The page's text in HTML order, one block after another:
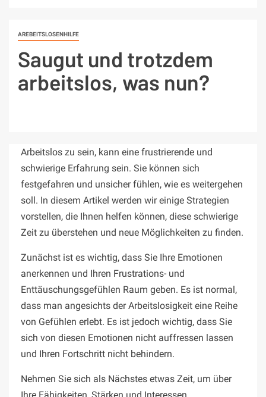
AREBEITSLOSENHILFE
Saugut und trotzdem
arbeitslos, was nun?
Arbeitslos zu sein, kann eine frustrierende und
schwierige Erfahrung sein. Sie können sich
festgefahren und unsicher fühlen, wie es weitergehen
soll. In diesem Artikel werden wir einige Strategien
vorstellen, die Ihnen helfen können, diese schwierige
Zeit zu überstehen und neue Möglichkeiten zu finden.
Zunächst ist es wichtig, dass Sie Ihre Emotionen
anerkennen und Ihren Frustrations- und
Enttäuschungsgefühlen Raum geben. Es ist normal,
dass man angesichts der Arbeitslosigkeit eine Reihe
von Gefühlen erlebt. Es ist jedoch wichtig, dass Sie
sich von diesen Emotionen nicht auffressen lassen
und Ihren Fortschritt nicht behindern.
Nehmen Sie sich als Nächstes etwas Zeit, um über